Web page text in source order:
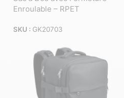
Enroulable – RPET
SKU : GK20703